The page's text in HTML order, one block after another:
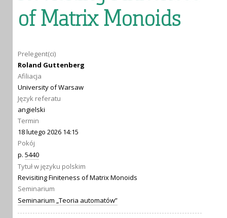
of Matrix Monoids
Prelegent(ci)
Roland Guttenberg
Afiliacja
University of Warsaw
Język referatu
angielski
Termin
18 lutego 2026 14:15
Pokój
p. 5440
Tytuł w języku polskim
Revisiting Finiteness of Matrix Monoids
Seminarium
Seminarium „Teoria automatów”